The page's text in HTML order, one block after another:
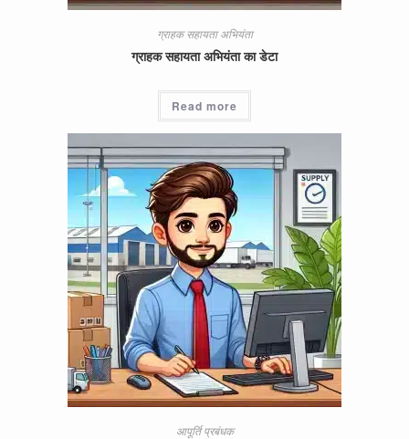
ग्राहक सहायता अभियंता
ग्राहक सहायता अभियंता का डेटा
Read more
आपूर्ति प्रबंधक